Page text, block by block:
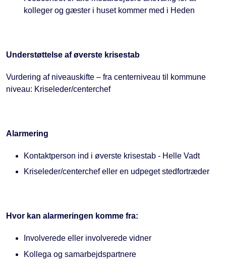
kolleger og gæster i huset kommer med i Heden
Understøttelse af øverste krisestab
Vurdering af niveauskifte – fra centerniveau til kommune
niveau: Kriseleder/centerchef
Alarmering
Kontaktperson ind i øverste krisestab - Helle Vadt
Kriseleder/centerchef eller en udpeget stedfortræder
Hvor kan alarmeringen komme fra:
Involverede eller involverede vidner
Kollega og samarbejdspartnere